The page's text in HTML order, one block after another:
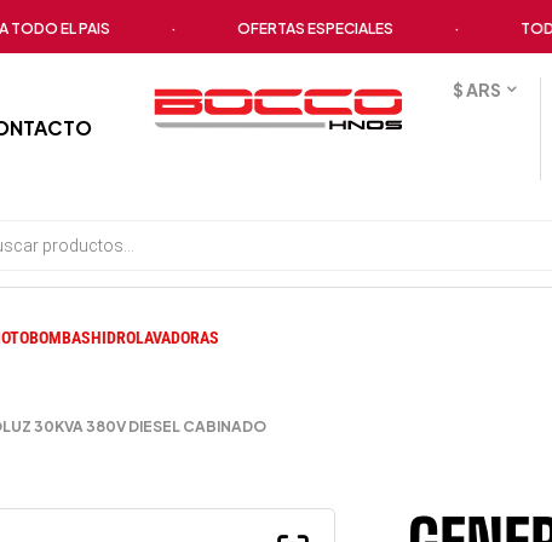
EL PAIS OFERTAS ESPECIALES TODOS
$ ARS
HIDROLAVADORAS
30KVA 380V DIESEL CABINADO